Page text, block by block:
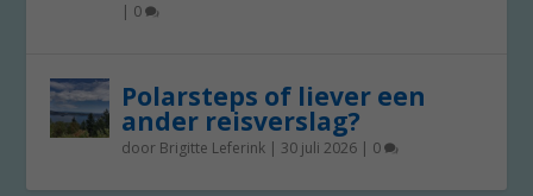
| 0
Polarsteps of liever een
ander reisverslag?
door Brigitte Leferink | 30 juli 2026 | 0